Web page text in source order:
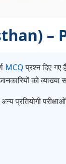
–
MCQप्रश्न दिए गए
को व्याख्या
प्रतियोगी